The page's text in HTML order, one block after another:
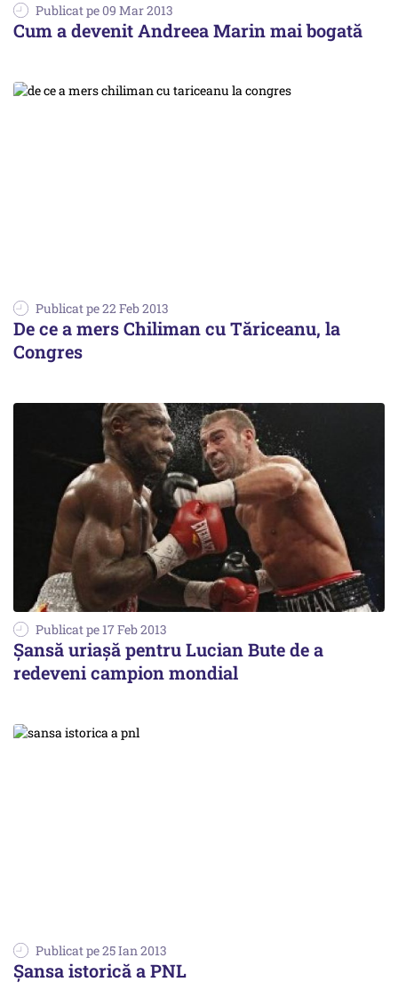
Publicat pe 09 Mar 2013
Cum a devenit Andreea Marin mai bogată
Publicat pe 22 Feb 2013
De ce a mers Chiliman cu Tăriceanu, la
Congres
Publicat pe 17 Feb 2013
Șansă uriașă pentru Lucian Bute de a
redeveni campion mondial
Publicat pe 25 Ian 2013
Șansa istorică a PNL